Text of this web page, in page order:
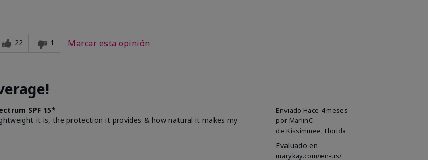
22 1 Marcar esta opinión
Enviado Hace 4 meses
por MarlinC
de Kissimmee, Florida
Evaluado en
marykay.com/en-us/
SPF 15*
it is, the protection it provides & how natural it makes my